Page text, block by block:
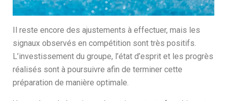
Il reste encore des ajustements à effectuer, mais les
signaux observés en compétition sont très positifs.
L’investissement du groupe, l’état d’esprit et les progrès
réalisés sont à poursuivre afin de terminer cette
préparation de manière optimale.